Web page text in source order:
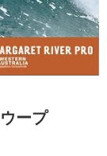
ープ